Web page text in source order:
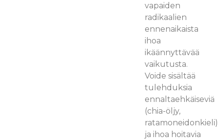
vapaiden
radikaalien
ennenaikaista
ihoa
ikäännyttävää
vaikutusta.
Voide sisältää
tulehduksia
ennaltaehkäiseviä
(chia-öljy,
ratamoneidonkieli)
ja ihoa hoitavia